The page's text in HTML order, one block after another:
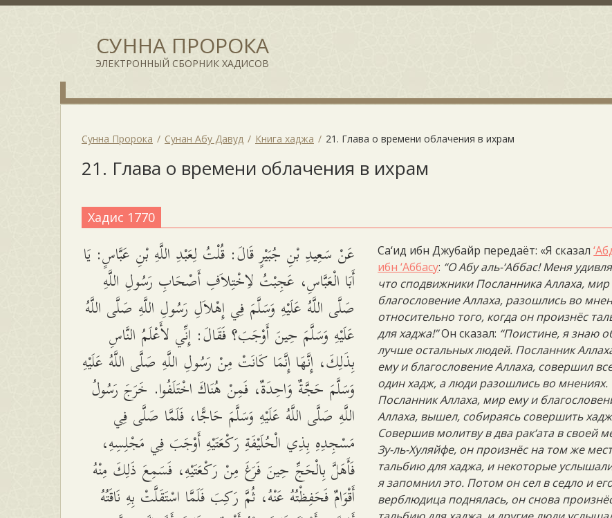
СУННА ПРОРОКА
ЭЛЕКТРОННЫЙ СБОРНИК ХАДИСОВ
Сунна Пророка Сунан Абу Давуд Книга хаджа 21. Глава о времени облачения в ихрам
21. Глава о времени облачения в ихрам
Хадис 1770
عَنْ سَعِيدِ بْنِ جُبَيْرٍ قَالَ: قُلْتُ لِعَبْدِ اللَّهِ بْنِ عَبَّاسٍ: يَا
أَبَا الْعَبَّاسِ، عَجِبْتُ لاِخْتِلاَفِ أَصْحَابِ رَسُولِ اللَّهِ
صَلَّى اللَّهُ عَلَيْهِ وَسَلَّمَ فِي إِهْلاَلِ رَسُولِ اللَّهِ صَلَّى اللَّهُ
عَلَيْهِ وَسَلَّمَ حِينَ أَوْجَبَ؟ فَقَالَ: إِنِّي لأَعْلَمُ النَّاسِ
بِذَلِكَ، إِنَّهَا إِنَّمَا كَانَتْ مِنْ رَسُولِ اللَّهِ صَلَّى اللَّهُ عَلَيْهِ
وَسَلَّمَ حَجَّةٌ وَاحِدَةٌ، فَمِنْ هُنَاكَ اخْتَلَفُوا. خَرَجَ رَسُولُ
اللَّهِ صَلَّى اللَّهُ عَلَيْهِ وَسَلَّمَ حَاجًّا، فَلَمَّا صَلَّى فِي
مَسْجِدِهِ بِذِي الْحُلَيْفَةِ رَكْعَتَيْهِ أَوْجَبَ فِي مَجْلِسِهِ،
فَأَهَلَّ بِالْحَجِّ حِينَ فَرَغَ مِنْ رَكْعَتَيْهِ، فَسَمِعَ ذَلِكَ مِنْهُ
أَقْوَامٌ فَحَفِظْتُهُ عَنْهُ، ثُمَّ رَكِبَ فَلَمَّا اسْتَقَلَّتْ بِهِ نَاقَتُهُ
Са‘ид ибн Джубайр передаёт: «Я сказал
ибн ‘Аббасу: “О Абу аль-‘Аббас! Меня
что сподвижники Посланника Аллаха,
благословение Аллаха, разошлись во
относительно того, когда он произнёс
для хаджа!”Он сказал: “Поистине, я знаю
лучше остальных людей. Посланник
ему и благословение Аллаха, совершил
один хадж, а люди разошлись во мнениях.
Посланник Аллаха, мир ему и
Аллаха, вышел, собираясь совершить
Совершив молитву в два рак‘ата в своей
Зу-ль-Хуляйфе, он произнёс на том же
тальбию для хаджа, и некоторые
я запомнил это. Потом он сел в седло и
верблюдица поднялась, он снова